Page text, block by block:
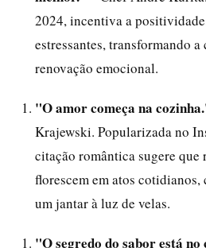
2024, incentiva a
estressantes, transformando
renovação emocional.
"O amor começa na
Krajewski. Popularizada no
citação romântica sugere que
florescem em atos
um jantar à luz de velas.
"O segredo do sabor está no